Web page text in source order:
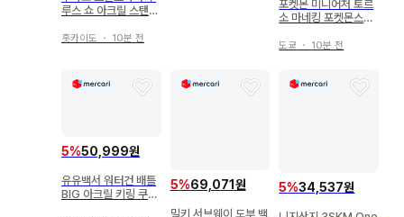
루스 쇼 아크릴 스탠드
홋카이도 ・ 10분 전
포켓몬 미니어처 토르
소 마네킹 포켓몬스터
도쿄 ・ 10분 전
5%50,999원
유유백서 워터건 배틀
BIG 아크릴 키링 쿠라
5%69,071원
밀키 서브웨이 도부 백
5%34,537원